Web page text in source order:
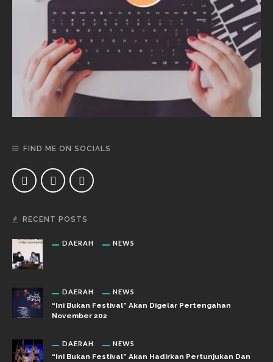
FIND ME ON SOCIALS
RECENT POSTS
DAERAH NEWS
DAERAH NEWS
“Ini Bukan Festival” Akan Digelar Pertengahan
November 202
DAERAH NEWS
“Ini Bukan Festival” Akan Hadirkan Pertunjukan Dan